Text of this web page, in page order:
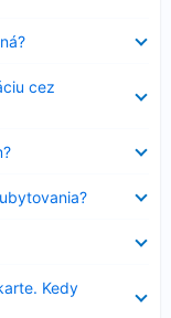
cez
Kedy